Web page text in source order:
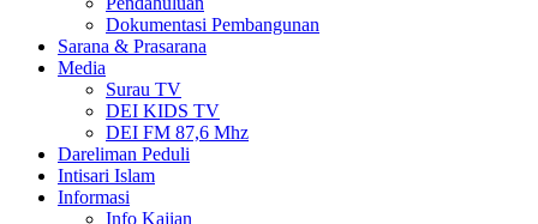
Dokumentasi Pembangunan
Sarana & Prasarana
Media
Surau TV
DEI KIDS TV
DEI FM 87,6 Mhz
Dareliman Peduli
Intisari Islam
Informasi
Info Kajian